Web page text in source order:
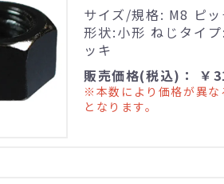
サイズ/規格: M8 ピ
形状:小形 ねじタイ
ッキ
販売価格(税込)： ￥
※本数により価格が異な
となります。